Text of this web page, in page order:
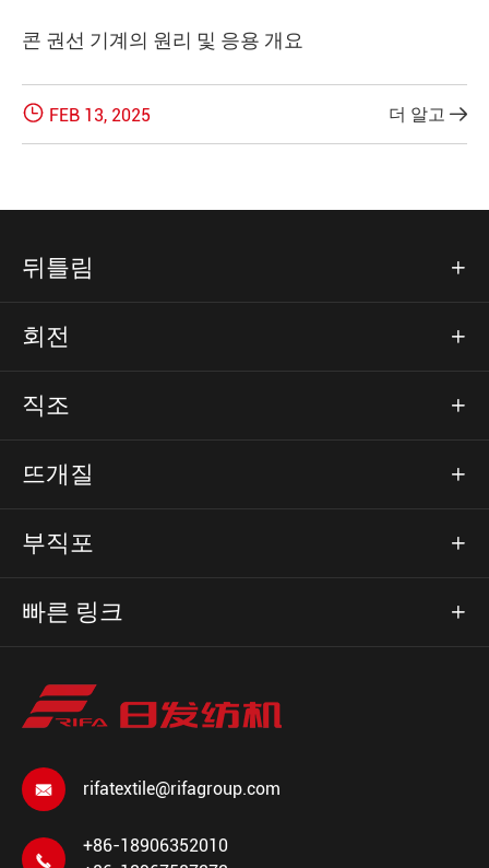
콘 권선 기계의 원리 및 응용 개요
 FEB 13, 2025 더 알고 
뒤틀림 
회전 
직조 
뜨개질 
부직포 
빠른 링크 
 rifatextile@rifagroup.com

+86-18906352010